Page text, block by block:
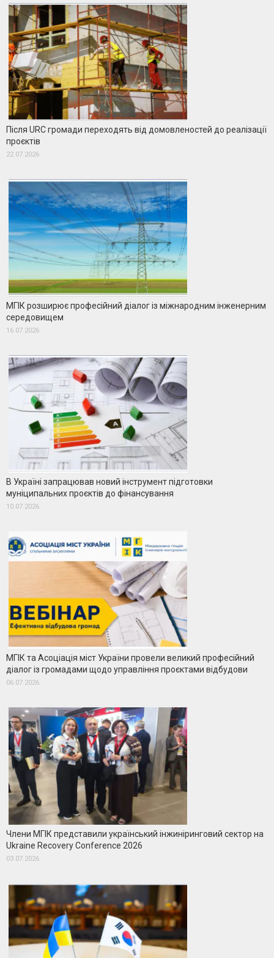
Після URC громади переходять від домовленостей до реалізації
проєктів
22.07.2026
МГІК розширює професійний діалог із міжнародним інженерним
середовищем
16.07.2026
В Україні запрацював новий інструмент підготовки
муніципальних проєктів до фінансування
10.07.2026
МГІК та Асоціація міст України провели великий професійний
діалог із громадами щодо управління проєктами відбудови
06.07.2026
Члени МГІК представили український інжиніринговий сектор на
Ukraine Recovery Conference 2026
03.07.2026